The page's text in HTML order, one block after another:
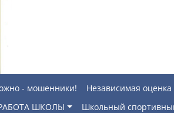
- мошенники!
Независимая оценка
ШКОЛЫ Школьный